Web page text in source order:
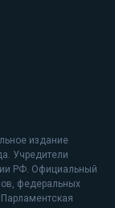
издание
Учредители
РФ. Официальный
федеральных